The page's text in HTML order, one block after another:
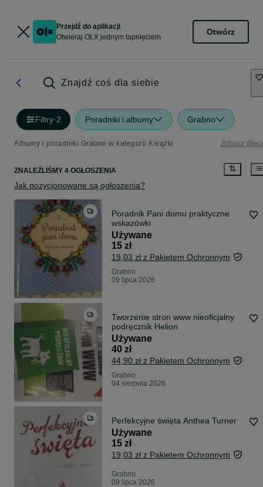
Przejdź do aplikacji
Otwieraj OLX jednym tapnięciem
Otwórz
Znajdź coś dla siebie
Filtry·2 Poradniki i albumy Grabno
Albumy i poradniki Grabno w kategorii Książki Zobacz
ZNALEŹLIŚMY 4 OGŁOSZENIA
Jak pozycjonowane są ogłoszenia?
Poradnik Pani domu praktyczne
wskazówki
Używane
15 zł
19,03 zł z Pakietem Ochronnym
Grabno
09 lipca 2026
Tworzenie stron www nieoficjalny
podręcznik Helion
Używane
40 zł
44,90 zł z Pakietem Ochronnym
Grabno
04 sierpnia 2026
Perfekcyjne święta Anthea Turner
Używane
15 zł
19,03 zł z Pakietem Ochronnym
Grabno
09 lipca 2026